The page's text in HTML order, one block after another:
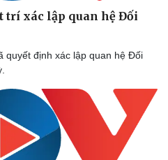
trí xác lập quan hệ Đối
quyết định xác lập quan hệ Đối